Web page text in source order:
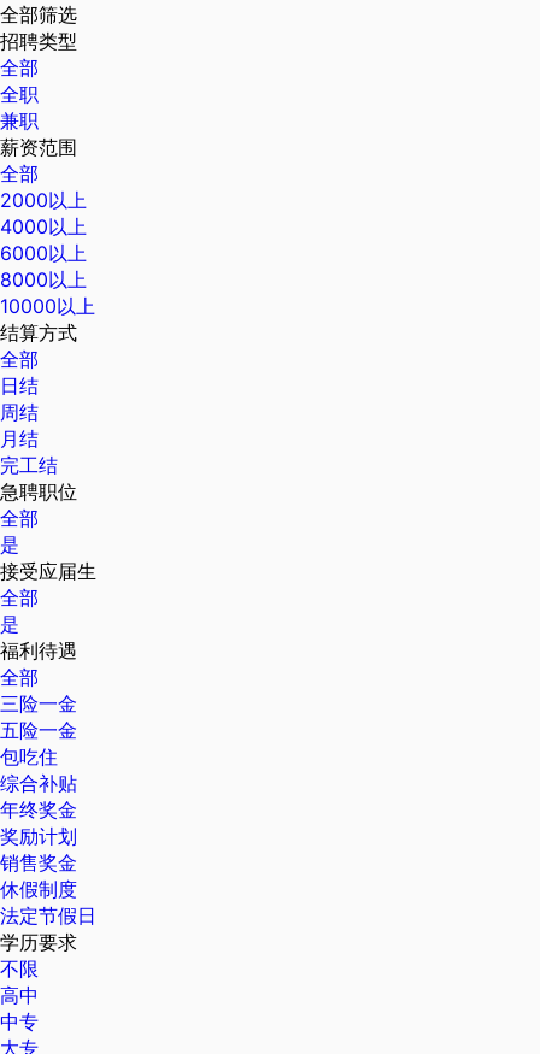
全部筛选
招聘类型
全部
全职
兼职
薪资范围
全部
2000以上
4000以上
6000以上
8000以上
10000以上
结算方式
全部
日结
周结
月结
完工结
急聘职位
全部
是
接受应届生
全部
是
福利待遇
全部
三险一金
五险一金
包吃住
综合补贴
年终奖金
奖励计划
销售奖金
休假制度
法定节假日
学历要求
不限
高中
中专
大专